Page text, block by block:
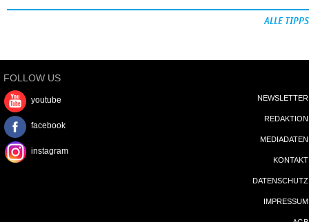
ALLE TIPPS
FOLLOW US
youtube
facebook
instagram
NEWSLETTER
REDAKTION
MEDIADATEN
KONTAKT
DATENSCHUTZ
IMPRESSUM